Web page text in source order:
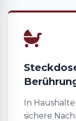
In
sichere